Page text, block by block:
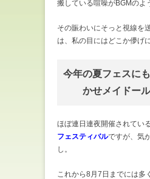
搬している喧噪がBGMのよ
その賑わいにそっと視線を
は、私の目にはどこか儚げ
今年の夏フェスに
かせメイドー
ほぼ連日連夜開催されてい
フェスティバルですが、気
し。
これから8月7日までには多